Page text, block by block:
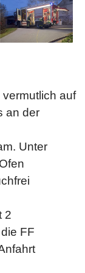
auf
an der
Unter
2
FF